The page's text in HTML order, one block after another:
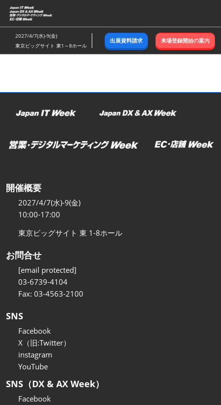
ス
キ
ッ
し
む
2027/4/7(水)-9(金)
東京ビッグサイト 東1～8ホール
出展資料請求 来場登録開始の案内
開催概要
2027/4/7(水)-9(金)
10:00-17:00
東京ビッグサイト 東 1-8ホール
お問合せ
[email protected]
03-6739-4104
Fax: 03-4563-2100
SNS
Facebook
X（旧:Twitter）
instagram
YouTube
SNS（DX & AX Week）
Facebook